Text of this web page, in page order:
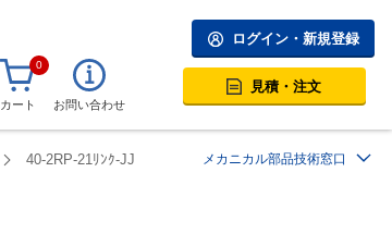
ログイン・新規登録
0
カート お問い合わせ
見積・注文
40-2RP-21ﾘﾝｸ-JJ メカニカル部品技術窓口